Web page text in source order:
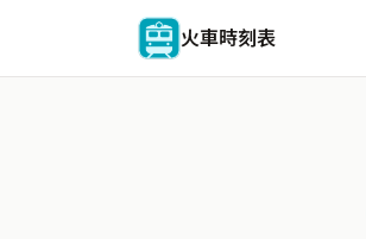
火車時刻表